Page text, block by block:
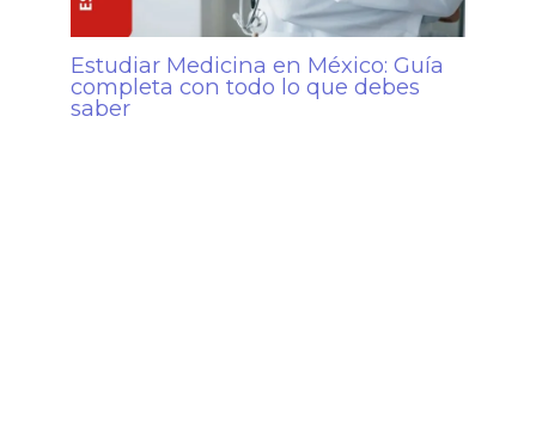
Estudiar Medicina en México: Guía
completa con todo lo que debes
saber